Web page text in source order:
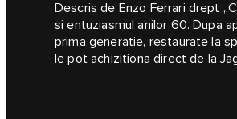
Descris de Enzo Ferrari drept
si entuziasmul anilor 60. Dupa
prima generatie, restaurate la
le pot achizitiona direct de la